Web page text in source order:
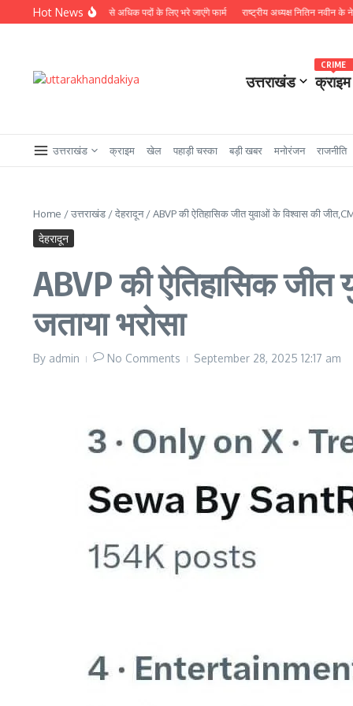
Skip to content
Hot News
दिसंबर से पहले 2500 से अधिक पदों के लिए भरे जाएंगे फार्म राष्ट्रीय अध्यक्ष नितिन नवीन के नेतृत्व में
उत्तराखंड क्राइम
CRIME
उत्तराखंड क्राइम खेल पहाड़ी चस्का बड़ी खबर मनोरंजन राजनीति
Home /उत्तराखंड /देहरादून/ABVP की ऐतिहासिक जीत युवाओं के विश्वास की
देहरादून
ABVP की ऐतिहासिक जीत
जताया भरोसा
By admin No Comments September 28, 2025 12:17 am